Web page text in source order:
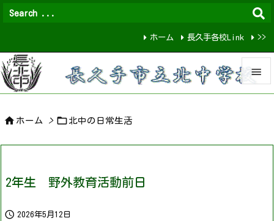


ホーム 長久手各校Link >>
 ホーム >  北中の日常生活
2年生 野外教育活動前日
 2026年5月12日